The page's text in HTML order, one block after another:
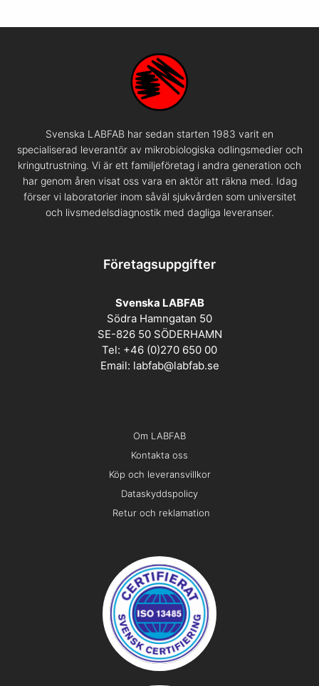
Svenska LABFAB har sedan starten 1983 varit en
specialiserad leverantör av mikrobiologiska odlingsmedier och
kringutrustning. Vi är ett familjeföretag i andra generation och
har genom åren visat oss vara en aktör att räkna med. Idag
förser vi laboratorier inom såväl sjukvården som universitet
och livsmedelsdiagnostik med dagliga leveranser.
Företagsuppgifter
Svenska LABFAB
Södra Hamngatan 50
SE-826 50 SÖDERHAMN
Tel: +46 (0)270 650 00
Email: labfab@labfab.se
Om LABFAB
Kontakta oss
Köp och leveransvillkor
Dataskyddspolicy
Retur och reklamation